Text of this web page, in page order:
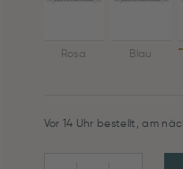
Rosa Blau
Vor 14 Uhr bestellt, am